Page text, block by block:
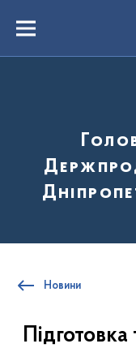
вмістуMenu
Новини